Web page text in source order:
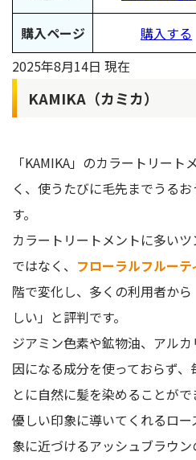
購入ページ 購入する
2025年8月14日 現在
KAMIKA（カミカ）
「KAMIKA」のカラートリー
く、使うたびに毛先までうる
す。
カラートリートメントに多い
ではなく、 フローラルフルーテ
階で変化し、多くの利用者か
しい」と評判です。
ジアミン色素や鉱物油、アル
因になる成分を使っておらず
とに自然に髪を染めることがで
優しい印象に導いてくれるロ
象に近づけるアッシュブラウ